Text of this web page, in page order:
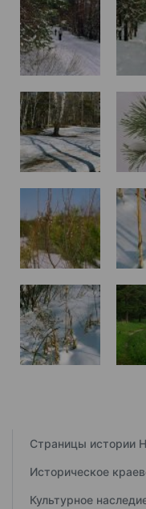
Страницы истории
Историческое
Культурное